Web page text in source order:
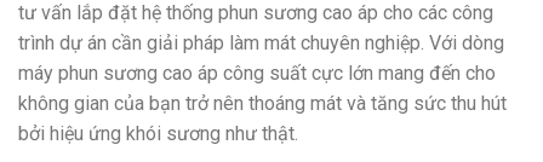
tư vấn lắp đặt hệ thống phun sương cao áp cho các công
trình dự án cần giải pháp làm mát chuyên nghiệp. Với dòng
máy phun sương cao áp công suất cực lớn mang đến cho
không gian của bạn trở nên thoáng mát và tăng sức thu hút
bởi hiệu ứng khói sương như thật.